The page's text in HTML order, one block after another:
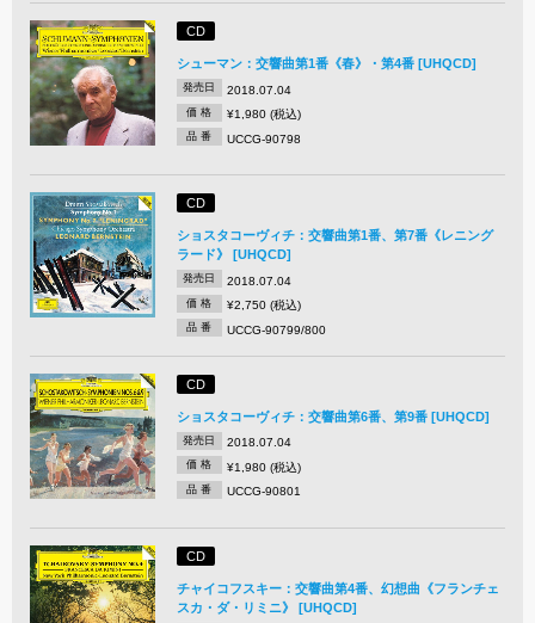
CD
シューマン：交響曲第1番《春》・第4番 [UHQCD]
発売日 2018.07.04
価 格 ¥1,980 (税込)
品 番 UCCG-90798
CD
ショスタコーヴィチ：交響曲第1番、第7番《レニング
ラード》 [UHQCD]
発売日 2018.07.04
価 格 ¥2,750 (税込)
品 番 UCCG-90799/800
CD
ショスタコーヴィチ：交響曲第6番、第9番 [UHQCD]
発売日 2018.07.04
価 格 ¥1,980 (税込)
品 番 UCCG-90801
CD
チャイコフスキー：交響曲第4番、幻想曲《フランチェ
スカ・ダ・リミニ》 [UHQCD]